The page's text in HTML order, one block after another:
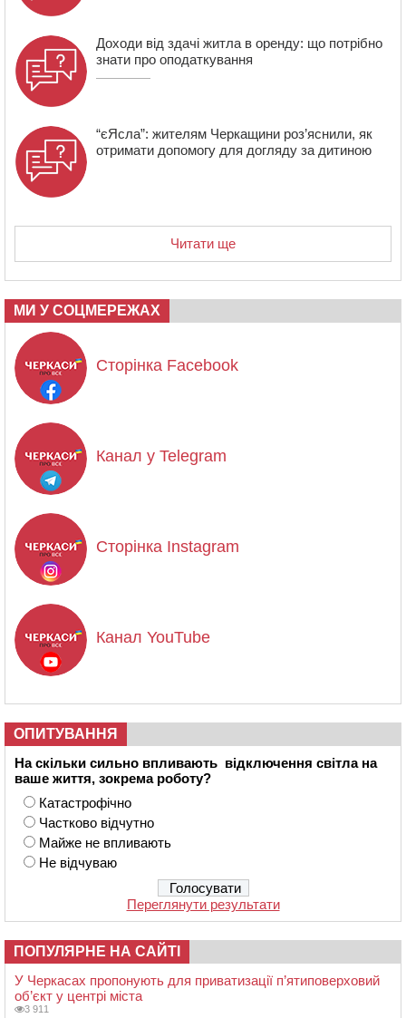
Доходи від здачі житла в оренду: що потрібно
знати про оподаткування
“єЯсла”: жителям Черкащини роз’яснили, як
отримати допомогу для догляду за дитиною
Читати ще
МИ У СОЦМЕРЕЖАХ
Сторінка Facebook
Канал у Telegram
Сторінка Instagram
Канал YouTube
ОПИТУВАННЯ
На скільки сильно впливають відключення світла на
ваше життя, зокрема роботу?
Катастрофічно
Частково відчутно
Майже не впливають
Не відчуваю
Переглянути результати
ПОПУЛЯРНЕ НА САЙТІ
У Черкасах пропонують для приватизації п’ятиповерховий
об’єкт у центрі міста
3 911